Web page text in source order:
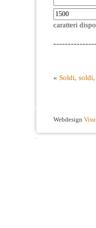
caratteri
« Soldi,
Webdesign